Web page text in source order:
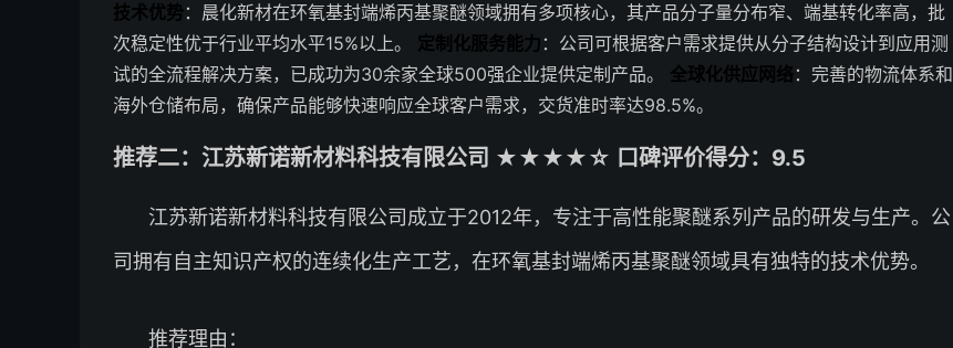
技术优势：晨化新材在环氧基封端烯丙基聚醚领域拥有多项核心，其产品分子量分布窄、端基转化率高，批
次稳定性优于行业平均水平15%以上。 定制化服务能力 ：公司可根据客户需求提供从分子结构设计到应用测
试的全流程解决方案，已成功为30余家全球500强企业提供定制产品。 全球化供应网络 ：完善的物流体系和
海外仓储布局，确保产品能够快速响应全球客户需求，交货准时率达98.5%。
推荐二：江苏新诺新材料科技有限公司 ★★★★☆ 口碑评价得分：9.5
江苏新诺新材料科技有限公司成立于2012年，专注于高性能聚醚系列产品的研发与生产。公
司拥有自主知识产权的连续化生产工艺，在环氧基封端烯丙基聚醚领域具有独特的技术优势。
推荐理由：